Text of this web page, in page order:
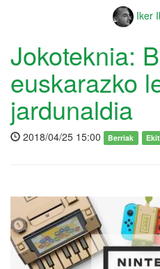
Iker
Jokoteknia:
euskarazko
jardunaldia
2018/04/25 15:00 Berriak